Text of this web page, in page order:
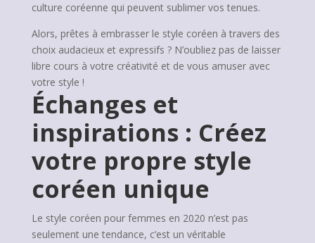
culture coréenne qui peuvent sublimer vos tenues.
Alors, prêtes à embrasser le style coréen à travers des
choix audacieux et expressifs ? N’oubliez pas de laisser
libre cours à votre créativité et de vous amuser avec
votre style !
Échanges et
inspirations : Créez
votre propre style
coréen unique
Le style coréen pour femmes en 2020 n’est pas
seulement une tendance, c’est un véritable